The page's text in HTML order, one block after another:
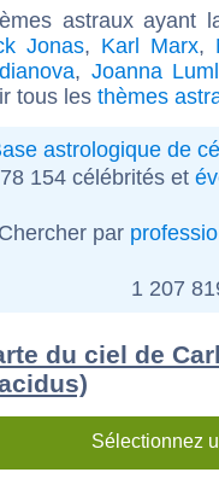
astraux ayant
Jonas, Karl Marx,
, Joanna
tous les thèmes
astrologique de
78 154 célébrités et
Chercher par
1 207
du ciel de
Sélectionnez